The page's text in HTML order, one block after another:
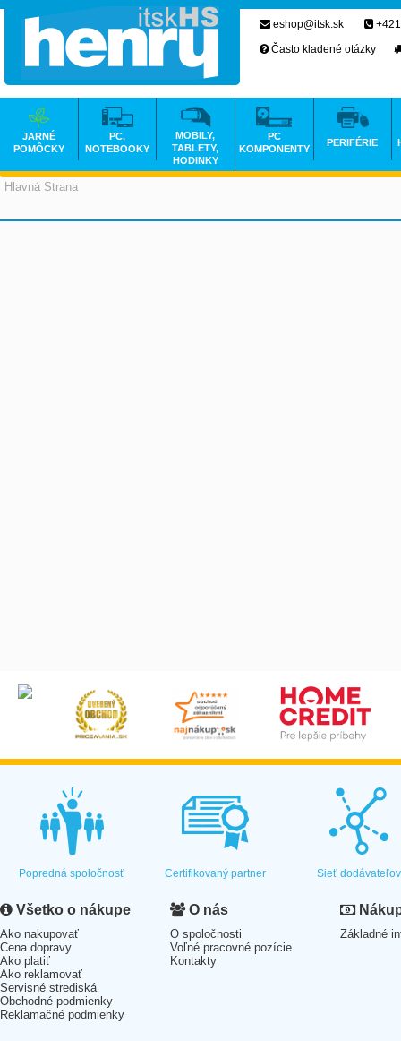
Hlavná Strana
eshop@itsk.sk
Často kladené otázky
JARNÉ
POMÔCKY
PC,
NOTEBOOKY
MOBILY,
TABLETY,
HODINKY
PC
KOMPONENTY
PERIFÉRIE
Popredná spoločnosť Certifikovaný partner Sieť dodávateľov
Všetko o nákupe
Ako nakupovať
Cena dopravy
Ako platiť
Ako reklamovať
Servisné strediská
Obchodné podmienky
Reklamačné podmienky
O nás
O spoločnosti
Voľné pracovné pozície
Kontakty
Základné